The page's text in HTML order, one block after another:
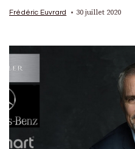
Frédéric Euvrard 30 juillet 2020